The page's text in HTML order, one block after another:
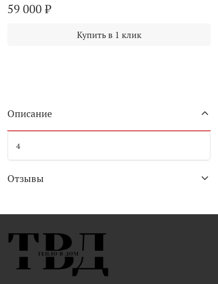
59 000 ₽
Купить в 1 клик
Описание
4
Отзывы